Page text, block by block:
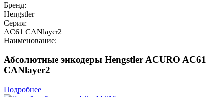
Бренд:
Hengstler
Серия:
AC61 CANlayer2
Наименование:
Абсолютные энкодеры Hengstler ACURO AC61
CANlayer2
Подробнее